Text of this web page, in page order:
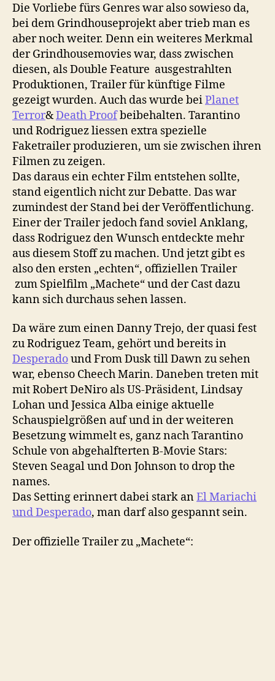
Die Vorliebe fürs Genres war also sowieso da,
bei dem Grindhouseprojekt aber trieb man es
aber noch weiter. Denn ein weiteres Merkmal
der Grindhousemovies war, dass zwischen
diesen, als Double Feature ausgestrahlten
Produktionen, Trailer für künftige Filme
gezeigt wurden. Auch das wurde beiPlanet
Terror&Death Proofbeibehalten. Tarantino
und Rodriguez liessen extra spezielle
Faketrailer produzieren, um sie zwischen ihren
Filmen zu zeigen.
Das daraus ein echter Film entstehen sollte,
stand eigentlich nicht zur Debatte. Das war
zumindest der Stand bei der Veröffentlichung.
Einer der Trailer jedoch fand soviel Anklang,
dass Rodriguez den Wunsch entdeckte mehr
aus diesem Stoff zu machen. Und jetzt gibt es
also den ersten „echten“, offiziellen Trailer
zum Spielfilm „Machete“ und der Cast dazu
kann sich durchaus sehen lassen.
Da wäre zum einen Danny Trejo, der quasi fest
zu Rodriguez Team, gehört und bereits in
Desperadound From Dusk till Dawn zu sehen
war, ebenso Cheech Marin. Daneben treten mit
mit Robert DeNiro als US-Präsident, Lindsay
Lohan und Jessica Alba einige aktuelle
Schauspielgrößen auf und in der weiteren
Besetzung wimmelt es, ganz nach Tarantino
Schule von abgehalfterten B-Movie Stars:
Steven Seagal und Don Johnson to drop the
names.
Das Setting erinnert dabei stark anEl Mariachi
und Desperado, man darf also gespannt sein.
Der offizielle Trailer zu „Machete“: